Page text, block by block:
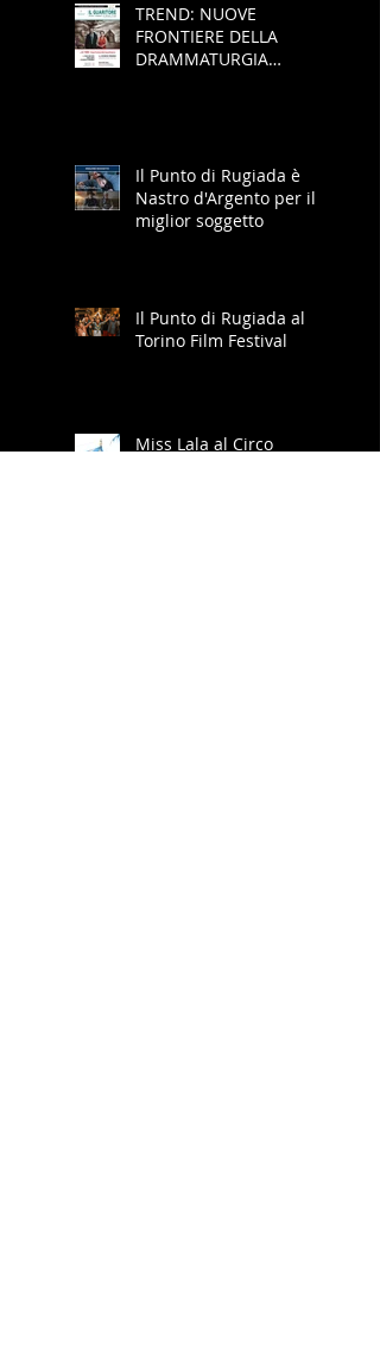
TREND: NUOVE
FRONTIERE DELLA
DRAMMATURGIA
Il Punto di Rugiada è
Nastro d'Argento per il
miglior soggetto
Il Punto di Rugiada al
Torino Film Festival
Miss Lala al Circo